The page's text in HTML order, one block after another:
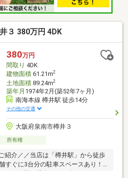
３ 380万円 4DK
380万円
間取り 4DK
建物面積61.21m2
土地面積89.24m2
築年月 1974年2月(築52年7ヶ月)
南海本線 樽井駅 徒歩14分
その他の交通
大阪府泉南市樽井３
所有権
介／／当店は「樽井駅」から徒歩
すぐに3台分の駐車スペースあり！